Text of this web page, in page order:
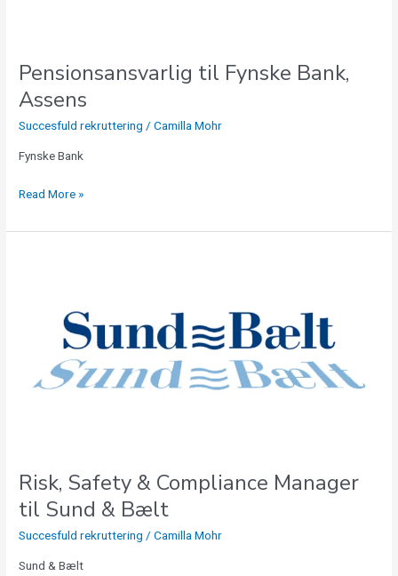
Pensionsansvarlig til Fynske Bank,
Assens
Succesfuld rekruttering /Camilla Mohr
Fynske Bank
Read More »
Risk, Safety & Compliance Manager
til Sund & Bælt
Succesfuld rekruttering /Camilla Mohr
Sund & Bælt
Compliance
Manager
Sund